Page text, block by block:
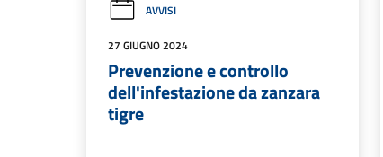
AVVISI
27 GIUGNO 2024
Prevenzione e controllo
dell'infestazione da zanzara
tigre